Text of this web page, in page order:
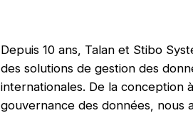
Depuis 10 ans, Talan et Stibo
des solutions de gestion des
internationales. De la conception
gouvernance des données, nous